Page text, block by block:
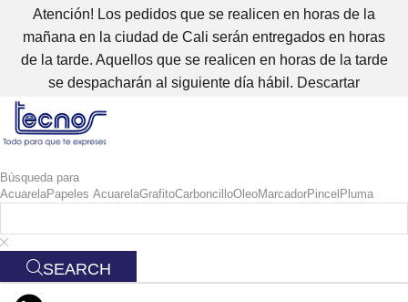
Atención! Los pedidos que se realicen en horas de la
mañana en la ciudad de Cali serán entregados en horas
de la tarde. Aquellos que se realicen en horas de la tarde
se despacharán al siguiente día hábil. Descartar
Búsqueda para
AcuarelaPapeles AcuarelaGrafitoCarboncilloOleoMarcadorPincel Pluma
SEARCH